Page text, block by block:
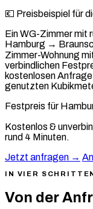
💶 Preisbeispiel für
Ein WG-Zimmer mit
Hamburg →
Zimmer-Wohnung
verbindlichen
kostenlosen
genutzten
Festpreis für
Kostenlos &
rund 4 Minuten.
Jetzt anfragen →
IN VIER
Von der